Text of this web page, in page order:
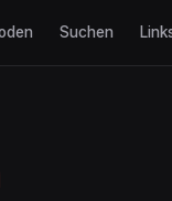
Suchen